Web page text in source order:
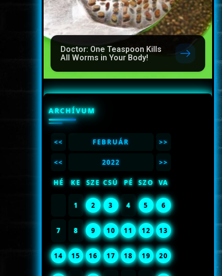
Doctor: One Teaspoon Kills
All Worms in Your Body!
ARCHÍVUM
<< FEBRUÁR >>
<< 2022 >>
HÉ KE SZE CSÜ PÉ SZO VA
1 2 3 4 5 6
7 8 9 10 11 12 13
14 15 16 17 18 19 20